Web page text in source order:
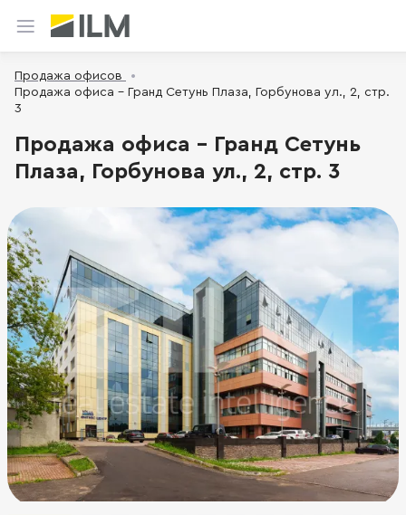
Продажа офисов
Продажа офиса - Гранд Сетунь Плаза, Горбунова ул., 2, стр.
3
Продажа офиса - Гранд Сетунь
Плаза, Горбунова ул., 2, стр. 3